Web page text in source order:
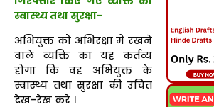
स्वास्थ्य तथा सुरक्षा-
अभियुक्त को अभिरक्षा में रखने
वाले व्यक्ति का यह कर्तव्य
होगा कि वह अभियुक्त के
स्वास्थ्य तथा सुरक्षा की उचित
देख-रेख करे ।